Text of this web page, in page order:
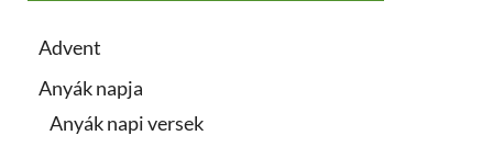
Advent
Anyák napja
Anyák napi versek